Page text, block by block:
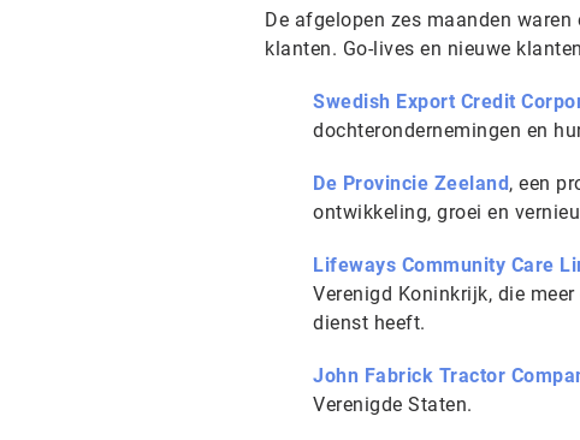
De afgelopen zes maanden
klanten. Go-lives en nieuwe
Swedish Export Credit
dochterondernemingen en
De Provincie Zeeland , een
ontwikkeling, groei en
Lifeways Community Care
Verenigd Koninkrijk, die
dienst heeft.
John Fabrick Tractor
Verenigde Staten.